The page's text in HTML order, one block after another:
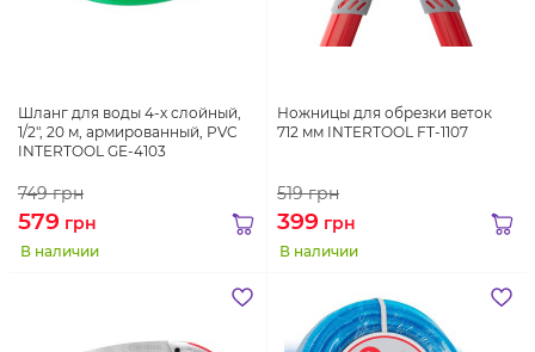
Шланг для воды 4-х слойный,
1/2", 20 м, армированный, PVC
INTERTOOL GE-4103
749грн
579 грн
В наличии
Ножницы для обрезки веток
712 мм INTERTOOL FT-1107
519грн
399 грн
В наличии